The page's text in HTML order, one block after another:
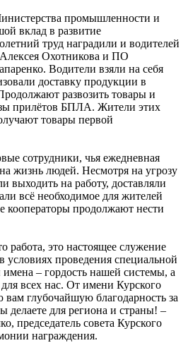
промышленности и
вклад в развитие
труд наградили и водителей
Охотникова и ПО
Водители взяли на себя
доставку продукции в
развозить товары и
прилётов БПЛА. Жители этих
товары первой
сотрудники, чья ежедневная
жизнь людей. Несмотря на угрозу
выходить на работу, доставляли
всё необходимое для жителей
кооператоры продолжают нести
работа, это настоящее служение
условиях проведения специальной
– гордость нашей системы, а
всех нас. От имени Курского
глубочайшую благодарность за
делаете для региона и страны! –
председатель совета Курского
награждения.